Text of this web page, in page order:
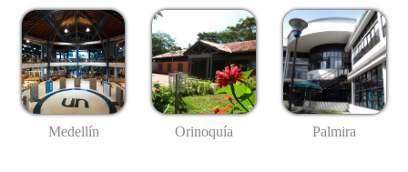
Medellín Orinoquía Palmira